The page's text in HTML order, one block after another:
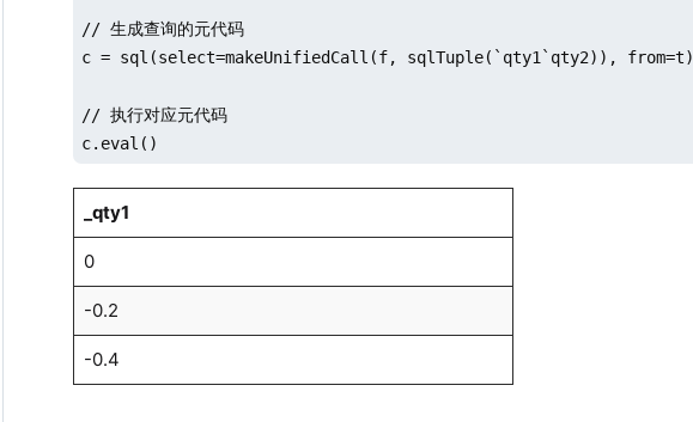
// 生成查询的元代码
c = sql(select=makeUnifiedCall(f, sqlTuple(`qty1`qty2)), from=t)
// 执行对应元代码
c.eval()
_qty1
0
-0.2
-0.4